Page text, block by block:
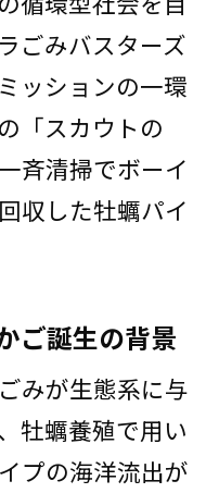
ごみバスターズ
ッションの一環
「スカウトの
斉清掃でボーイ
収した牡蠣パイ
ご誕生の背景
みが生態系に与
牡蠣養殖で用い
プの海洋流出が